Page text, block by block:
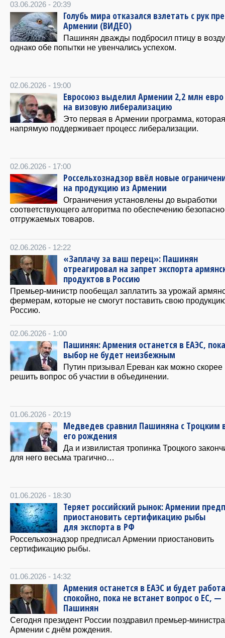
03.06.2026 - 20:39
Голубь мира отказался взлетать с рук
Армении (ВИДЕО)
Пашинян дважды подбросил птицу в
однако обе попытки не увенчались успехом.
02.06.2026 - 19:00
Евросоюз выделил Армении 2,2 млн евро
на визовую либерализацию
Это первая в Армении программа, которая
напрямую поддерживает процесс либерализации.
02.06.2026 - 17:00
Россельхознадзор ввёл новые
на продукцию из Армении
Ограничения установлены до выработки
соответствующего алгоритма по обеспечению
отгружаемых товаров.
02.06.2026 - 12:22
«Заплачу за ваш перец»: Пашинян
отреагировал на запрет экспорта
продуктов в Россию
Премьер-министр пообещал заплатить за урожай
фермерам, которые не смогут поставить свою
Россию.
02.06.2026 - 1:00
Пашинян: Армения останется в ЕАЭС, пока
выбор не будет неизбежным
Путин призывал Ереван как можно скорее
решить вопрос об участии в объединении.
01.06.2026 - 20:19
Медведев сравнил Пашиняна с Троцким
его рождения
Да и извилистая тропинка Троцкого
для него весьма трагично…
01.06.2026 - 18:30
Теряет российский рынок: Армении
приостановить сертификацию рыбы
для экспорта в РФ
Россельхознадзор предписал Армении приостановить
сертификацию рыбы.
01.06.2026 - 14:32
Армения останется в ЕАЭС и будет
спокойно, пока не встанет вопрос о ЕС, —
Пашинян
Сегодня президент России поздравил премьер-министра
Армении с днём рождения.